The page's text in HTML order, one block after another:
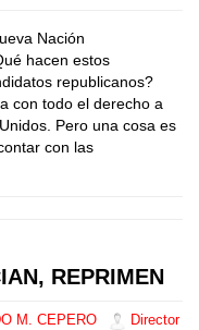
Nación
hacen estos
republicanos?
con todo el derecho a
Pero una cosa es
con las
REPRIMEN
M. CEPERO
Director